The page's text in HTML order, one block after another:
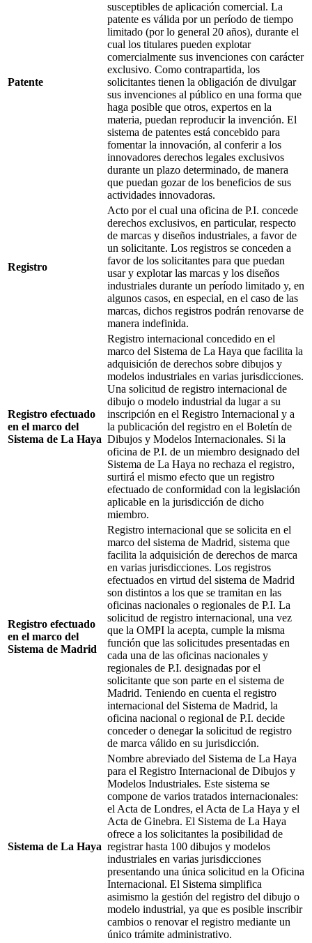
Patente
susceptibles de aplicación comercial. La
patente es válida por un período de tiempo
limitado (por lo general 20 años), durante el
cual los titulares pueden explotar
comercialmente sus invenciones con carácter
exclusivo. Como contrapartida, los
solicitantes tienen la obligación de divulgar
sus invenciones al público en una forma que
haga posible que otros, expertos en la
materia, puedan reproducir la invención. El
sistema de patentes está concebido para
fomentar la innovación, al conferir a los
innovadores derechos legales exclusivos
durante un plazo determinado, de manera
que puedan gozar de los beneficios de sus
actividades innovadoras.
Registro
Acto por el cual una oficina de P.I. concede
derechos exclusivos, en particular, respecto
de marcas y diseños industriales, a favor de
un solicitante. Los registros se conceden a
favor de los solicitantes para que puedan
usar y explotar las marcas y los diseños
industriales durante un período limitado y, en
algunos casos, en especial, en el caso de las
marcas, dichos registros podrán renovarse de
manera indefinida.
Registro efectuado
en el marco del
Sistema de La Haya
Registro internacional concedido en el
marco del Sistema de La Haya que facilita la
adquisición de derechos sobre dibujos y
modelos industriales en varias jurisdicciones.
Una solicitud de registro internacional de
dibujo o modelo industrial da lugar a su
inscripción en el Registro Internacional y a
la publicación del registro en el Boletín de
Dibujos y Modelos Internacionales. Si la
oficina de P.I. de un miembro designado del
Sistema de La Haya no rechaza el registro,
surtirá el mismo efecto que un registro
efectuado de conformidad con la legislación
aplicable en la jurisdicción de dicho
miembro.
Registro efectuado
en el marco del
Sistema de Madrid
Registro internacional que se solicita en el
marco del sistema de Madrid, sistema que
facilita la adquisición de derechos de marca
en varias jurisdicciones. Los registros
efectuados en virtud del sistema de Madrid
son distintos a los que se tramitan en las
oficinas nacionales o regionales de P.I. La
solicitud de registro internacional, una vez
que la OMPI la acepta, cumple la misma
función que las solicitudes presentadas en
cada una de las oficinas nacionales y
regionales de P.I. designadas por el
solicitante que son parte en el sistema de
Madrid. Teniendo en cuenta el registro
internacional del Sistema de Madrid, la
oficina nacional o regional de P.I. decide
conceder o denegar la solicitud de registro
de marca válido en su jurisdicción.
Sistema de La Haya
Nombre abreviado del Sistema de La Haya
para el Registro Internacional de Dibujos y
Modelos Industriales. Este sistema se
compone de varios tratados internacionales:
el Acta de Londres, el Acta de La Haya y el
Acta de Ginebra. El Sistema de La Haya
ofrece a los solicitantes la posibilidad de
registrar hasta 100 dibujos y modelos
industriales en varias jurisdicciones
presentando una única solicitud en la Oficina
Internacional. El Sistema simplifica
asimismo la gestión del registro del dibujo o
modelo industrial, ya que es posible inscribir
cambios o renovar el registro mediante un
único trámite administrativo.